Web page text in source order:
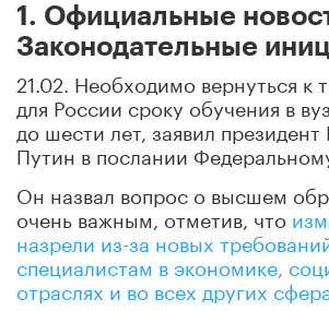
1. Официальные
Законодательные
21.02. Необходимо вернуться к
для России сроку обучения в
до шести лет, заявил
Путин в послании
Он назвал вопрос о высшем
очень важным, отметив, что
назрели из-за новых
специалистам в экономике,
отраслях и во всех других